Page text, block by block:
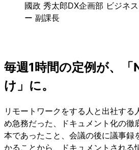
國政 秀太郎DX企画部 ビジネ
ー 副課長
毎週1時間の定例が、
け」に。
リモートワークをする人と出社する
め急務だった、ドキュメント化の徹
本であったこと、会議の後に議事録
かることから、ドキュメントされる